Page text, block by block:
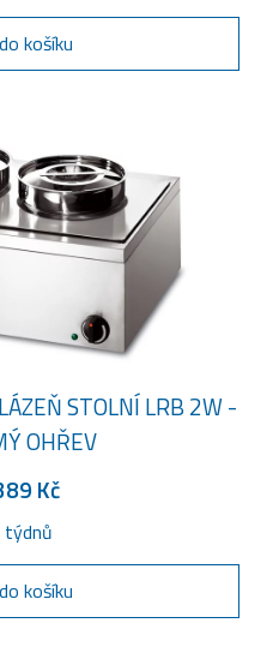
košíku
STOLNÍ LRB 2W -
OHŘEV
Kč
košíku